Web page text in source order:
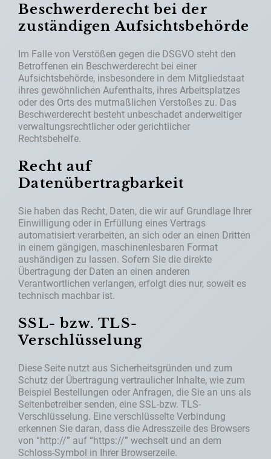
Beschwerderecht bei der
zuständigen Aufsichtsbehörde
Im Falle von Verstößen gegen die DSGVO steht den
Betroffenen ein Beschwerderecht bei einer
Aufsichtsbehörde, insbesondere in dem Mitgliedstaat
ihres gewöhnlichen Aufenthalts, ihres Arbeitsplatzes
oder des Orts des mutmaßlichen Verstoßes zu. Das
Beschwerderecht besteht unbeschadet anderweitiger
verwaltungsrechtlicher oder gerichtlicher
Rechtsbehelfe.
Recht auf
Datenübertragbarkeit
Sie haben das Recht, Daten, die wir auf Grundlage Ihrer
Einwilligung oder in Erfüllung eines Vertrags
automatisiert verarbeiten, an sich oder an einen Dritten
in einem gängigen, maschinenlesbaren Format
aushändigen zu lassen. Sofern Sie die direkte
Übertragung der Daten an einen anderen
Verantwortlichen verlangen, erfolgt dies nur, soweit es
technisch machbar ist.
SSL- bzw. TLS-
Verschlüsselung
Diese Seite nutzt aus Sicherheitsgründen und zum
Schutz der Übertragung vertraulicher Inhalte, wie zum
Beispiel Bestellungen oder Anfragen, die Sie an uns als
Seitenbetreiber senden, eine SSL-bzw. TLS-
Verschlüsselung. Eine verschlüsselte Verbindung
erkennen Sie daran, dass die Adresszeile des Browsers
von “http://” auf “https://” wechselt und an dem
Schloss-Symbol in Ihrer Browserzeile.